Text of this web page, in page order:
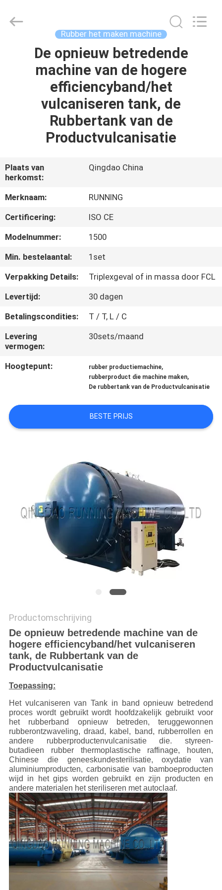
PRODUCTEN
ONGEVEER
FABRIEKSREIS
KWALITEITSCONTROLE
ONS
NIEUWS
SITEMAP
PRIVACY
Machine
CO.,LTD.
Rubber het maken machine
De opnieuw betredende
machine van de hogere
efficiencyband/het
vulcaniseren tank, de
Rubbertank van de
Productvulcanisatie
Plaats van
herkomst:
Qingdao China
Merknaam:
RUNNING
Certificering:
ISO CE
Modelnummer:
1500
Min. bestelaantal:
1set
Verpakking Details:
Triplexgeval of in massa door FCL
Levertijd:
30 dagen
Betalingscondities:
T / T, L / C
Levering
vermogen:
30sets/maand
Hoogtepunt: rubber productiemachine,
rubberproduct die machine maken,
De rubbertank van de Productvulcanisatie
BESTE PRIJS
Productomschrijving
De opnieuw betredende machine van de
hogere efficiencyband/het vulcaniseren
tank, de Rubbertank van de
Productvulcanisatie
Toepassing:
Het vulcaniseren van Tank in band opnieuw betredend
proces wordt gebruikt wordt hoofdzakelijk gebruikt voor
het rubberband opnieuw betreden, teruggewonnen
rubberontzwaveling, draad, kabel, band, rubberrollen en
andere rubberproductenvulcanisatie die. styreen-
butadieen rubber thermoplastische raffinage, houten,
Chinese die geneeskundesterilisatie, oxydatie van
aluminiumproducten, carbonisatie van bamboeproducten
wijd in het gips worden gebruikt en zijn producten en
andere materialen het steriliseren met autoclaaf.